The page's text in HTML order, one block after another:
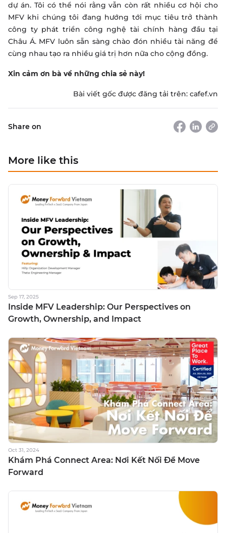
Share on
dự án. Tôi có thể nói rằng vẫn còn rất nhiều cơ hội cho
MFV khi chúng tôi đang hướng tới mục tiêu trở thành
công ty phát triển công nghệ tài chính hàng đầu tại
Châu Á. MFV luôn sẵn sàng chào đón nhiều tài năng để
cùng nhau tạo ra nhiều giá trị hơn nữa cho cộng đồng.
Xin cảm ơn bà về những chia sẻ này!
Bài viết gốc được đăng tải trên: cafef.vn
More like this
Sep 17, 2025
Inside MFV Leadership: Our Perspectives on
Growth, Ownership, and Impact
Oct 31, 2024
Khám Phá Connect Area: Nơi Kết Nối Để Move
Forward